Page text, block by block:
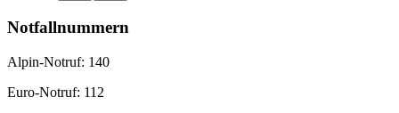
Notfallnummern
Alpin-Notruf: 140
Euro-Notruf: 112